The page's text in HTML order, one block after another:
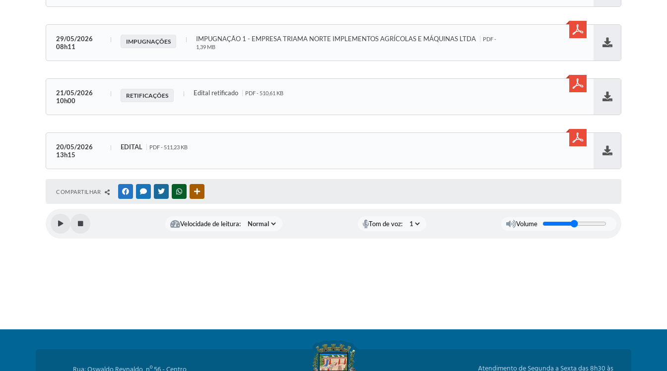
29/05/2026
08h11
IMPUGNAÇÕES IMPUGNAÇÃO 1 - EMPRESA TRIAMA NORTE IMPLEMENTOS AGRÍCOLAS E MÁQUINAS LTDA
PDF -
1,39 MB
21/05/2026
10h00
RETIFICAÇÕES Edital retificado PDF - 510,61 KB
20/05/2026
13h15
EDITAL PDF - 511,23 KB
COMPARTILHAR FACEBOOKMESSENGER
TWITTERWHATSAPP
Velocidade de leitura: Tom de voz: Volume